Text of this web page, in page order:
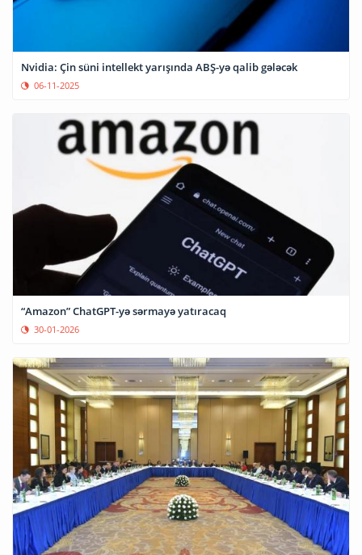
Nvidia: Çin süni intellekt yarışında ABŞ-yə qalib gələcək
06-11-2025
“Amazon” ChatGPT-yə sərmayə yatıracaq
30-01-2026